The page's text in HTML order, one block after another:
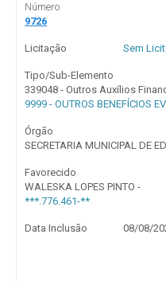
Número
9726
Licitação Sem
Tipo/Sub-Elemento
339048 - Outros Auxílios
9999 - OUTROS BENEFÍCIOS
Órgão
SECRETARIA MUNICIPAL DE
Favorecido
WALESKA LOPES PINTO -
***.776.461-**
Data Inclusão 08/08/